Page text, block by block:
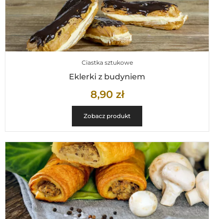
Ciastka sztukowe
Eklerki z budyniem
8,90 zł
Zobacz produkt